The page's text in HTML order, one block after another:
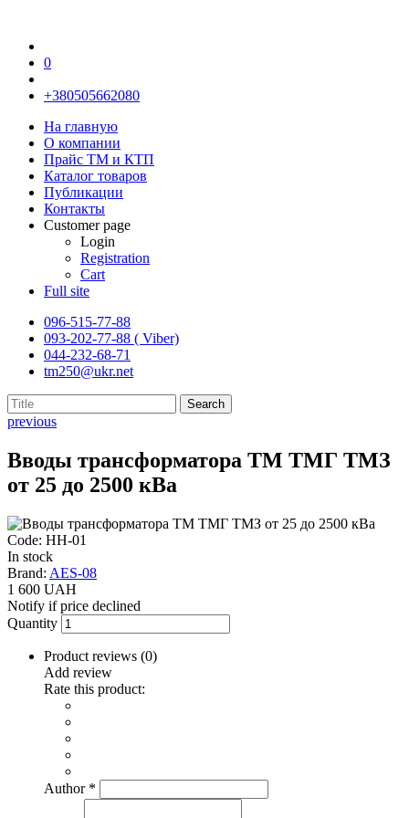
0
+380505662080
На главную
О компании
Прайс TM и КТП
Каталог товаров
Публикации
Контакты
Customer page
Login
Registration
Cart
Full site
096-515-77-88
093-202-77-88 ( Viber)
044-232-68-71
tm250@ukr.net
previous
Вводы трансформатора ТМ ТМГ ТМЗ
от 25 до 2500 кВа
Code: НН-01
In stock
Brand: AES-08
1 600 UAH
Notify if price declined
Quantity
Product reviews (0)
Add review
Rate this product:
Author *